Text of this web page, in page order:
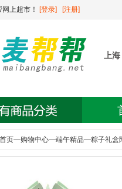
上超市！ [登录] [注册]
上海
首页—购物中心—端午精品—粽子礼盒